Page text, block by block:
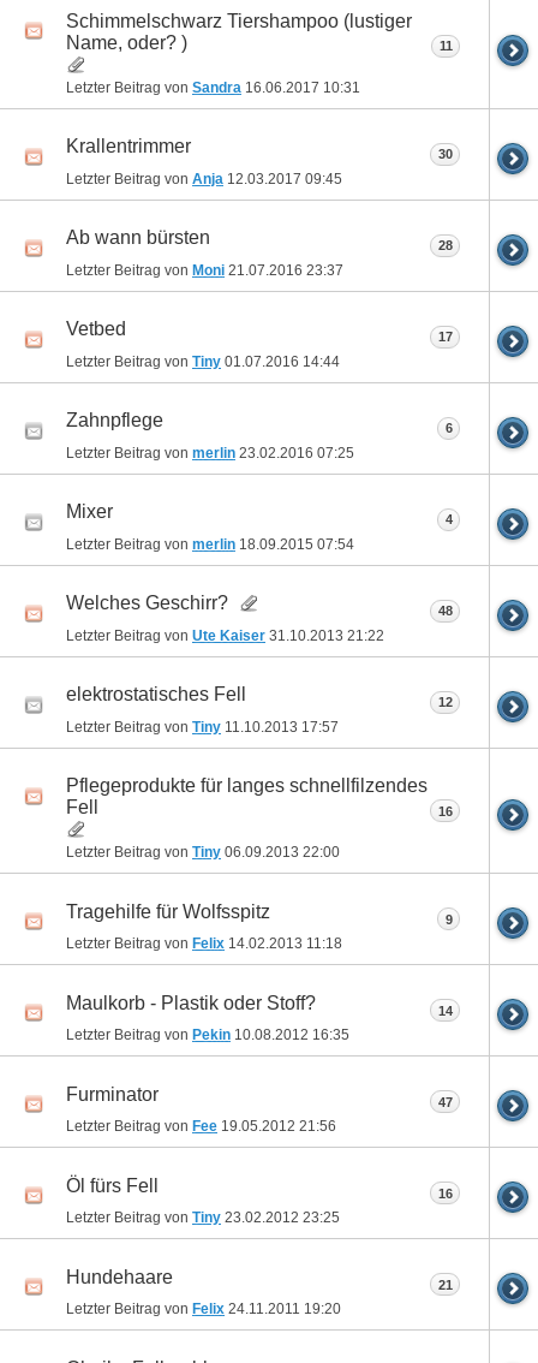
Schimmelschwarz Tiershampoo (lustiger
Name, oder? )
Letzter Beitrag von Sandra 16.06.2017 10:31
11
Krallentrimmer
Letzter Beitrag von Anja 12.03.2017 09:45
30
Ab wann bürsten
Letzter Beitrag von Moni 21.07.2016 23:37
28
Vetbed
Letzter Beitrag von Tiny 01.07.2016 14:44
17
Zahnpflege
Letzter Beitrag von merlin 23.02.2016 07:25
6
Mixer
Letzter Beitrag von merlin 18.09.2015 07:54
4
Welches Geschirr?
Letzter Beitrag von Ute Kaiser 31.10.2013 21:22
48
elektrostatisches Fell
Letzter Beitrag von Tiny 11.10.2013 17:57
12
Pflegeprodukte für langes schnellfilzendes
Fell
Letzter Beitrag von Tiny 06.09.2013 22:00
16
Tragehilfe für Wolfsspitz
Letzter Beitrag von Felix 14.02.2013 11:18
9
Maulkorb - Plastik oder Stoff?
Letzter Beitrag von Pekin 10.08.2012 16:35
14
Furminator
Letzter Beitrag von Fee 19.05.2012 21:56
47
Öl fürs Fell
Letzter Beitrag von Tiny 23.02.2012 23:25
16
Hundehaare
Letzter Beitrag von Felix 24.11.2011 19:20
21